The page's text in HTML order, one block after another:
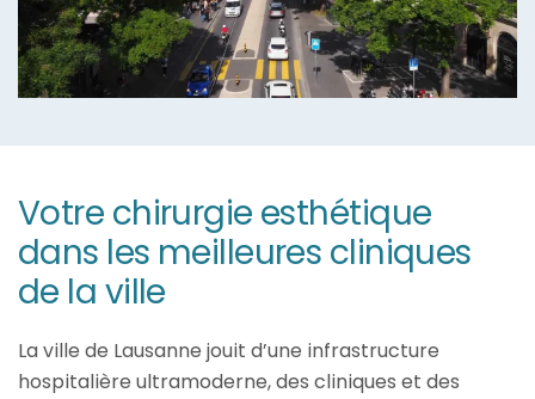
Votre chirurgie esthétique
dans les meilleures cliniques
de la ville
La ville de Lausanne jouit d’une infrastructure
hospitalière ultramoderne, des cliniques et des